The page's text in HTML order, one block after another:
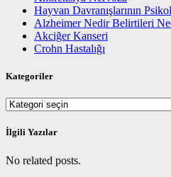
Hayvan Davranışlarının
Alzheimer Nedir Belirtileri
Akciğer Kanseri
Crohn Hastalığı
Kategoriler
Kategoriler
İlgili Yazılar
No related posts.